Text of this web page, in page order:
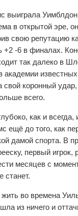
выиграла
в открытой эре,
свою репутацию
+2 -6 в финалах.
так далеко в
академии
коронный
всего.
как и
ещё до того, как
дамой спорта. В
первый
месяцев с
станет.
жить во времена
из ничего и